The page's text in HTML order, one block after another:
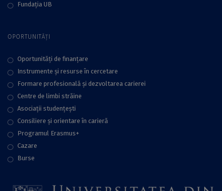
Fundaţia UB
OPORTUNITĂȚI
Oportunități de finanțare
Instrumente și resurse în cercetare
Formare profesională și dezvoltarea carierei
Centre de limbi străine
Asociații studențești
Consiliere şi orientare în carieră
Programul Erasmus+
Cazare
Burse